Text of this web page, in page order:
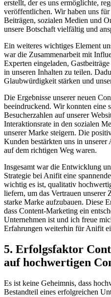
erstellt, der es uns ermöglichte,
veröffentlichen. Wir haben uns
Beiträgen, sozialen Medien und
unsere Botschaft vielfältig und
Ein weiteres wichtiges Element
war die Zusammenarbeit mit
Experten eingeladen,
in unseren Inhalten zu teilen.
Glaubwürdigkeit stärken und
Die Ergebnisse unserer neuen
beeindruckend. Wir konnten eine
Besucherzahlen auf unserer
Interaktionsrate in den sozialen
unserer Marke steigern. Die
Kunden bestärkten uns in
auf dem richtigen Weg waren.
Insgesamt war die Entwicklung
Strategie bei Anifit eine
wichtig es ist, qualitativ
liefern, um das Vertrauen unserer
starke Marke aufzubauen. Diese
dass Content-Marketing ein
Unternehmen ist und ich freue
Erfahrungen weiterhin für Anifit
5. Erfolgsfaktor
auf hochwertigen
Es ist keine Geheimnis, dass
Bestandteil eines erfolgreichen